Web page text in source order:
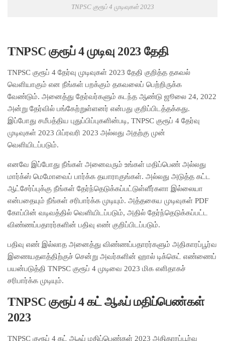
TNPSC குரூப் 4 முடிவுகள் 2023
TNPSC குரூப் 4 முடிவு 2023 தேதி
TNPSC குரூப் 4 தேர்வு முடிவுகள் 2023 தேதி குறித்த தகவல்
வெளியாகும் என நீங்கள் பறக்கும் தகவலைப் பெற்றிருக்க
வேண்டும். அனைத்து தேர்வர்களும் கடந்த ஆண்டு ஜூலை 24, 2022
அன்று தேர்வில் பங்கேற்றுள்ளனர் என்பது குறிப்பிடத்தக்கது.
இப்போது சமீபத்திய புதுப்பிப்புகளின்படி, TNPSC குரூப் 4 தேர்வு
முடிவுகள் 2023 பிப்ரவரி 2023 அல்லது அதற்கு முன்
வெளியிடப்படும்.
எனவே இப்போது நீங்கள் அனைவரும் உங்கள் மதிப்பெண் அல்லது
மார்க்ஸ் மெமோவைப் பார்க்க தயாராகுங்கள். அல்லது அடுத்த கட்ட
ஆட்சேர்ப்புக்கு நீங்கள் தேர்ந்தெடுக்கப்பட்டுள்ளீர்களா இல்லையா
என்பதையும் நீங்கள் சரிபார்க்க முடியும். அத்தகைய முடிவுகள் PDF
கோப்பின் வடிவத்தில் வெளியிடப்படும், அதில் தேர்ந்தெடுக்கப்பட்ட
விண்ணப்பதாரர்களின் பதிவு எண் குறிப்பிடப்படும்.
பதிவு எண் இல்லாத அனைத்து விண்ணப்பதாரர்களும் அதிகாரப்பூர்வ
இணையதளத்திற்குச் சென்று அவர்களின் ஹால் டிக்கெட் எண்ணைப்
பயன்படுத்தி TNPSC குரூப் 4 முடிவை 2023 மிக எளிதாகச்
சரிபார்க்க முடியும்.
TNPSC குரூப் 4 கட் ஆஃப் மதிப்பெண்கள்
2023
TNPSC குரூப் 4 கட் ஆஃப் மதிப்பெண்கள் 2023 அதிகாரப்பூர்வ